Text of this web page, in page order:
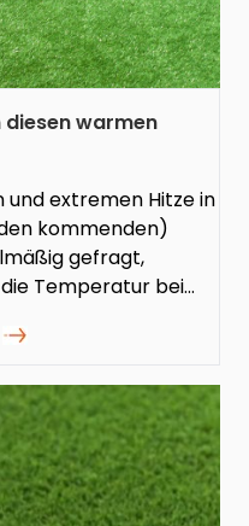
diesen warmen
extremen Hitze in
kommenden)
gefragt,
Temperatur bei